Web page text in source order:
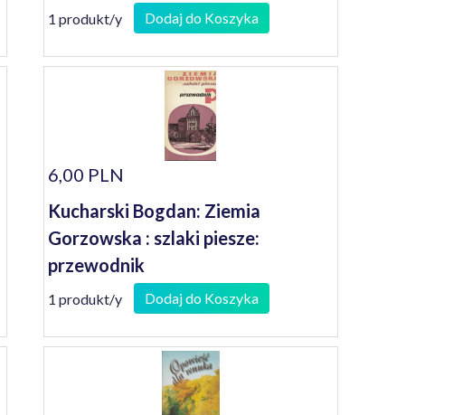
1 produkt/y Dodaj do Koszyka
6,00 PLN
Kucharski Bogdan: Ziemia
Gorzowska : szlaki piesze:
przewodnik
1 produkt/y Dodaj do Koszyka